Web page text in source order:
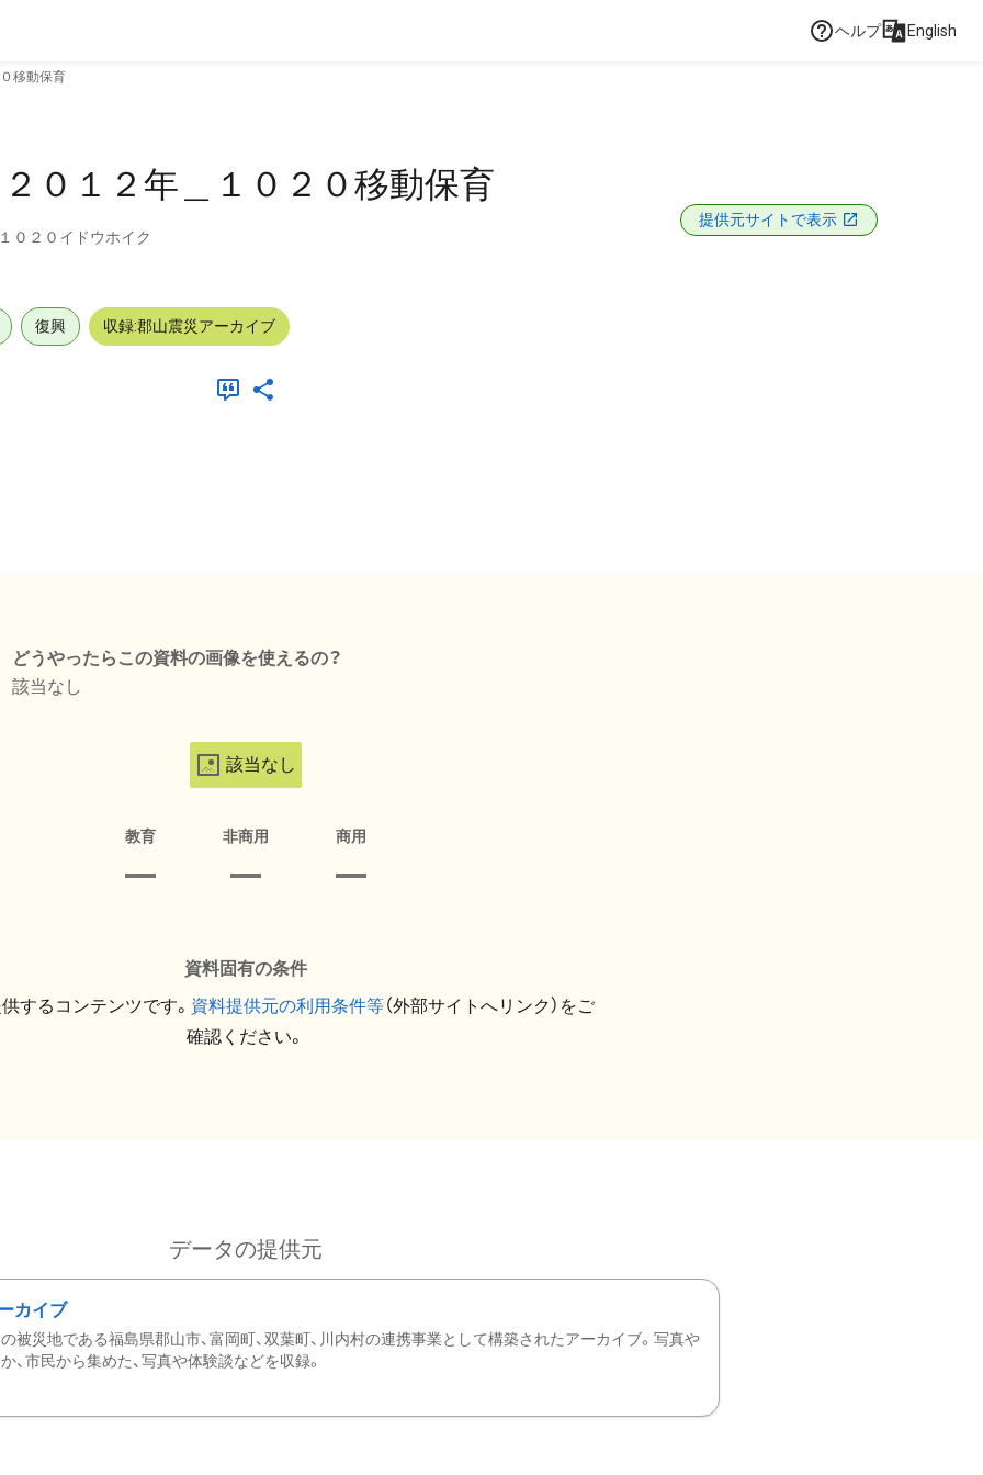
ヘルプ English
移動保育
０１２年＿１０２０移動保育
０２０イドウホイク
提供元サイトで表示
復興 収録:郡山震災アーカイブ
どうやったらこの資料の画像を使えるの？
該当なし
該当なし
教育 非商用 商用
資料固有の条件
するコンテンツです。 資料提供元の利用条件等（外部サイトへリンク）をご
確認ください。
データの提供元
カイブ
被災地である福島県郡山市、富岡町、双葉町、川内村の連携事業として構築されたアーカイブ。写真や
、市民から集めた、写真や体験談などを収録。